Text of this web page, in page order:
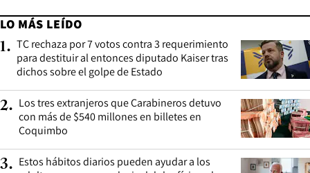
LO MÁS LEÍDO
1. TC rechaza por 7 votos contra 3 requerimiento
para destituir al entonces diputado Kaiser tras
dichos sobre el golpe de Estado
2. Los tres extranjeros que Carabineros detuvo
con más de $540 millones en billetes en
Coquimbo
3. Estos hábitos diarios pueden ayudar a los